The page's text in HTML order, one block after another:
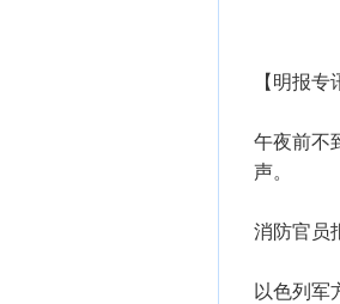
【明报
午夜前不
声。
消防官员
以色列军